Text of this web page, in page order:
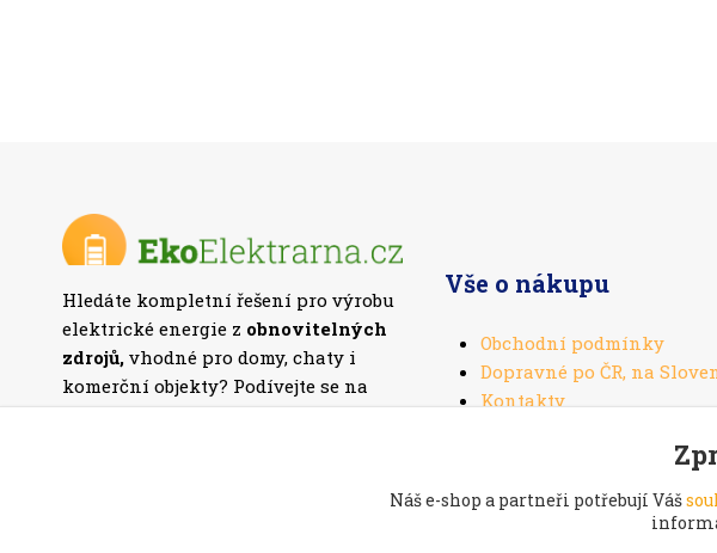
Hledáte kompletní řešení pro výrobu
elektrické energie z obnovitelných
zdrojů, vhodné pro domy, chaty i
komerční objekty? Podívejte se na
naši nabídkufotovoltaických setů.
Vše o nákupu
Obchodní podmínky
Dopravné po ČR, na
Kontakty
Náš e-shop a partneři potřebují Váš